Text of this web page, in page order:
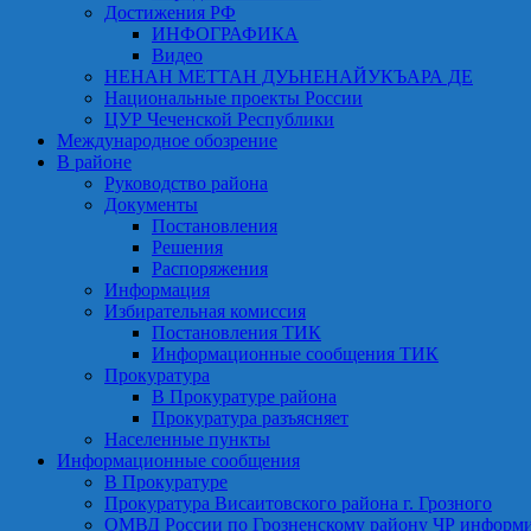
Достижения РФ
ИНФОГРАФИКА
Видео
НЕНАН МЕТТАН ДУЬНЕНАЙУКЪАРА ДЕ
Национальные проекты России
ЦУР Чеченской Республики
Международное обозрение
В районе
Руководство района
Документы
Постановления
Решения
Распоряжения
Информация
Избирательная комиссия
Постановления ТИК
Информационные сообщения ТИК
Прокуратура
В Прокуратуре района
Прокуратура разъясняет
Населенные пункты
Информационные сообщения
В Прокуратуре
Прокуратура Висаитовского района г. Грозного
ОМВД России по Грозненскому району ЧР